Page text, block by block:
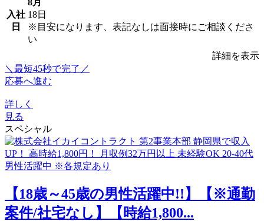
入社
日
18日
※目安になります、表記なしは面接時にご相談くださ
い
詳細を表示
＼最短45秒で完了／
応募へ進む
詳しく
見る
スペシャル
【18歳～45歳の男性活躍中!!】【※通勤
案件/社宅なし】【時給1,800...